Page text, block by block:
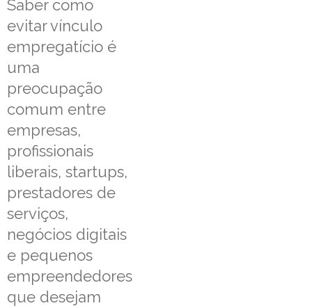
Saber como
evitar vínculo
empregatício é
uma
preocupação
comum entre
empresas,
profissionais
liberais, startups,
prestadores de
serviços,
negócios digitais
e pequenos
empreendedores
que desejam